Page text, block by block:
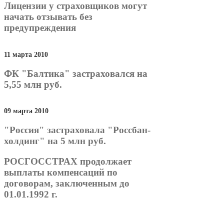
Лицензии у страховщиков могут
начать отзывать без
предупреждения
11 марта 2010
ФК "Балтика" застраховался на
5,55 млн руб.
09 марта 2010
"Россия" застраховала "Россбан-
холдинг" на 5 млн руб.
РОСГОССТРАХ продолжает
выплаты компенсаций по
договорам, заключенным до
01.01.1992 г.